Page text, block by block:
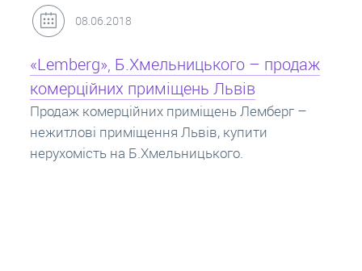
31.05.2018
Кредит під заставу нерухомості: іпотека
Іпотека на квартиру – кредит на житло під
заставу нерухомості. Купити в іпотеку – що
потрібно знати? Консультація від Експертів
про іпотечні кредити.